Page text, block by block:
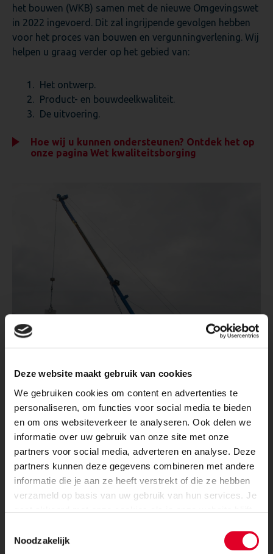
Deze website maakt gebruik van cookies
We gebruiken cookies om content en advertenties te
personaliseren, om functies voor social media te bieden
en om ons websiteverkeer te analyseren. Ook delen we
informatie over uw gebruik van onze site met onze
partners voor social media, adverteren en analyse. Deze
partners kunnen deze gegevens combineren met andere
informatie die je aan ze heeft verstrekt of die ze hebben
verzameld op basis van uw gebruik van hun services. Je
gaat akkoord met onze cookies als je onze website blijft
Noodzakelijk
het bouwen (WKB) samen met de nieuwe Omgevingswet
in 2022 ingevoerd. Dit zal ingrijpende gevolgen hebben
voor het proces van bouwen en vergunningverlening. Wij
helpen u graag verder op het gebied van:
Het ontwerp.
Product- en bouwdeelkwaliteit.
De uitvoering.
Hoe wij u kunnen ondersteunen? Ontdek het op
onze pagina Wet kwaliteitsborging
Winterwerk
De verwerkingsomstandigheden zijn in de zomer anders
kwaliteit van kalkzandsteen. Houd daar rekening mee in
UPDATE4-
CONSTRUCTEURS
Speciaal samengesteld voor verwerkers